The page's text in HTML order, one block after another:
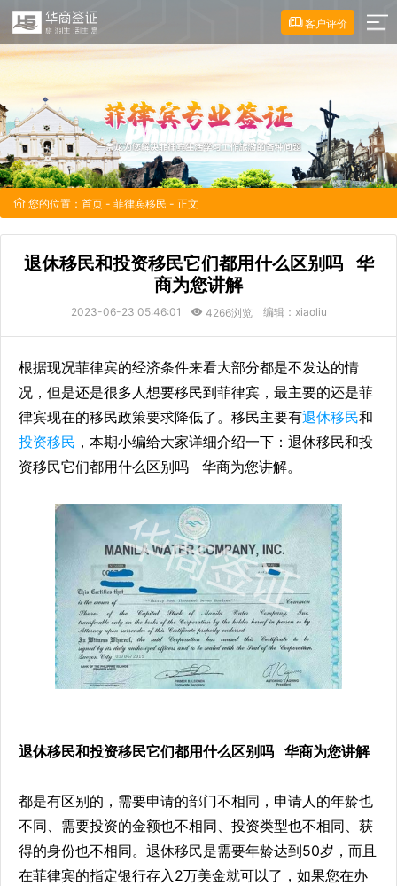
客户评价
您的位置： 首页 - 菲律宾移民 - 正文
退休移民和投资移民它们都用什么区别吗 华
商为您讲解
2023-06-23 05:46:01 4266浏览 编辑：xiaoliu
根据现况菲律宾的经济条件来看大部分都是不发达的情
况，但是还是很多人想要移民到菲律宾，最主要的还是菲
律宾现在的移民政策要求降低了。移民主要有退休移民和
投资移民 ，本期小编给大家详细介绍一下：退休移民和投
资移民它们都用什么区别吗 华商为您讲解。
退休移民和投资移民它们都用什么区别吗 华商为您讲解
都是有区别的，需要申请的部门不相同，申请人的年龄也
不同、需要投资的金额也不相同、投资类型也不相同、获
得的身份也不相同。退休移民是需要年龄达到50岁，而且
在菲律宾的指定银行存入2万美金就可以了，如果您在办